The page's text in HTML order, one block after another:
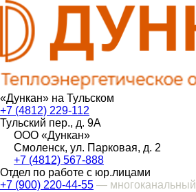
«Дункан» на Тульском
+7 (4812) 229-112
Тульский пер., д. 9А
ООО «Дункан»
Смоленск, ул. Парковая, д. 2
+7 (4812) 567-888
Отдел по работе с юр.лицами
+7 (900) 220-44-55 — многоканальный